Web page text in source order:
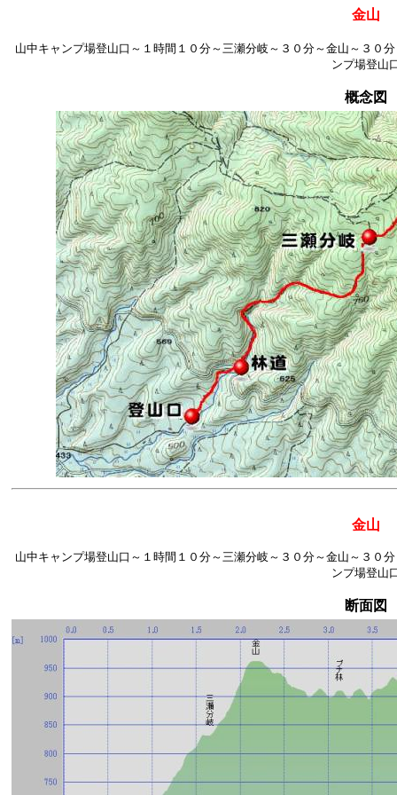
金山
山中キャンプ場登山口～１時間１０分～三瀬分岐～３０分～金山～３０
ンプ場登山
概念図
金山
山中キャンプ場登山口～１時間１０分～三瀬分岐～３０分～金山～３０
ンプ場登山
断面図